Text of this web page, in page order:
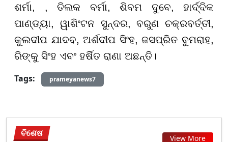
ଶର୍ମା, , ତିଲକ ବର୍ମା, ଶିବମ ଦୁବେ, ହାର୍ଦ୍ଦିକ
ପାଣ୍ଡ୍ୟା, ୱାଶିଂଟନ ସୁନ୍ଦର, ବରୁଣ ଚକ୍ରବର୍ତ୍ତୀ,
କୁଲଦୀପ ଯାଦବ, ଅର୍ଶଦୀପ ସିଂହ, ଜସପ୍ରିତ ବୁମରାହ,
ରିଙ୍କୁ ସିଂହ ଏବଂ ହର୍ଷିତ ରାଣା ଅଛନ୍ତି।
Tags:
prameyanews7
ବିଶେଷ View More